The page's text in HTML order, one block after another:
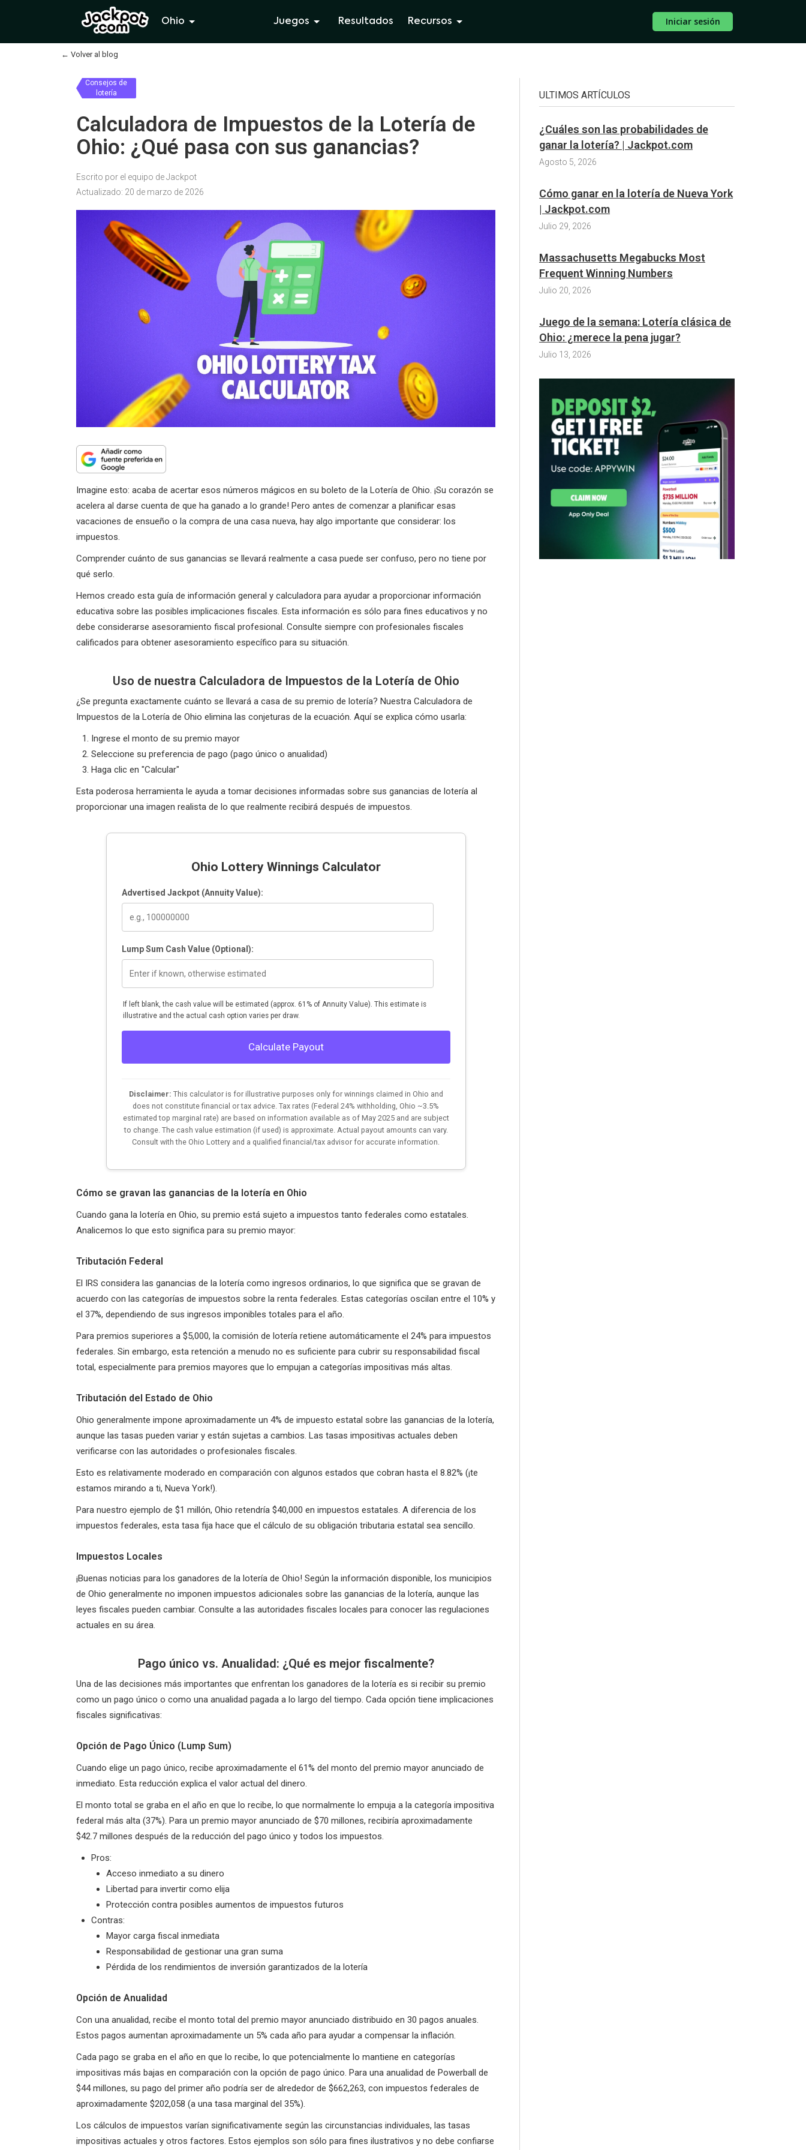
Ohio Juegos Resultados Recursos Iniciar sesión
← Volver al blog
Consejos de
lotería
Calculadora de Impuestos de la Lotería de
Ohio: ¿Qué pasa con sus ganancias?
Escrito por el equipo de Jackpot
Actualizado: 20 de marzo de 2026
Imagine esto: acaba de acertar esos números mágicos en su boleto de la Lotería de Ohio. ¡Su corazón se
acelera al darse cuenta de que ha ganado a lo grande! Pero antes de comenzar a planificar esas
vacaciones de ensueño o la compra de una casa nueva, hay algo importante que considerar: los
impuestos.
Comprender cuánto de sus ganancias se llevará realmente a casa puede ser confuso, pero no tiene por
qué serlo.
Hemos creado esta guía de información general y calculadora para ayudar a proporcionar información
educativa sobre las posibles implicaciones fiscales. Esta información es sólo para fines educativos y no
debe considerarse asesoramiento fiscal profesional. Consulte siempre con profesionales fiscales
calificados para obtener asesoramiento específico para su situación.
Uso de nuestra Calculadora de Impuestos de la Lotería de Ohio
¿Se pregunta exactamente cuánto se llevará a casa de su premio de lotería? Nuestra Calculadora de
Impuestos de la Lotería de Ohio elimina las conjeturas de la ecuación. Aquí se explica cómo usarla:
Ingrese el monto de su premio mayor
Seleccione su preferencia de pago (pago único o anualidad)
Haga clic en "Calcular"
Esta poderosa herramienta le ayuda a tomar decisiones informadas sobre sus ganancias de lotería al
proporcionar una imagen realista de lo que realmente recibirá después de impuestos.
Ohio Lottery Winnings Calculator
Advertised Jackpot (Annuity Value):
Lump Sum Cash Value (Optional):
If left blank, the cash value will be estimated (approx. 61% of Annuity Value). This estimate is
illustrative and the actual cash option varies per draw.
Calculate Payout
Disclaimer: This calculator is for illustrative purposes only for winnings claimed in Ohio and
does not constitute financial or tax advice. Tax rates (Federal 24% withholding, Ohio ~3.5%
estimated top marginal rate) are based on information available as of May 2025 and are subject
to change. The cash value estimation (if used) is approximate. Actual payout amounts can vary.
Consult with the Ohio Lottery and a qualified financial/tax advisor for accurate information.
Cómo se gravan las ganancias de la lotería en Ohio
Cuando gana la lotería en Ohio, su premio está sujeto a impuestos tanto federales como estatales.
Analicemos lo que esto significa para su premio mayor:
Tributación Federal
El IRS considera las ganancias de la lotería como ingresos ordinarios, lo que significa que se gravan de
acuerdo con las categorías de impuestos sobre la renta federales. Estas categorías oscilan entre el 10% y
el 37%, dependiendo de sus ingresos imponibles totales para el año.
Para premios superiores a $5,000, la comisión de lotería retiene automáticamente el 24% para impuestos
federales. Sin embargo, esta retención a menudo no es suficiente para cubrir su responsabilidad fiscal
total, especialmente para premios mayores que lo empujan a categorías impositivas más altas.
Tributación del Estado de Ohio
Ohio generalmente impone aproximadamente un 4% de impuesto estatal sobre las ganancias de la lotería,
aunque las tasas pueden variar y están sujetas a cambios. Las tasas impositivas actuales deben
verificarse con las autoridades o profesionales fiscales.
Esto es relativamente moderado en comparación con algunos estados que cobran hasta el 8.82% (¡te
estamos mirando a ti, Nueva York!).
Para nuestro ejemplo de $1 millón, Ohio retendría $40,000 en impuestos estatales. A diferencia de los
impuestos federales, esta tasa fija hace que el cálculo de su obligación tributaria estatal sea sencillo.
Impuestos Locales
¡Buenas noticias para los ganadores de la lotería de Ohio! Según la información disponible, los municipios
de Ohio generalmente no imponen impuestos adicionales sobre las ganancias de la lotería, aunque las
leyes fiscales pueden cambiar. Consulte a las autoridades fiscales locales para conocer las regulaciones
actuales en su área.
Pago único vs. Anualidad: ¿Qué es mejor fiscalmente?
Una de las decisiones más importantes que enfrentan los ganadores de la lotería es si recibir su premio
como un pago único o como una anualidad pagada a lo largo del tiempo. Cada opción tiene implicaciones
fiscales significativas:
Opción de Pago Único (Lump Sum)
Cuando elige un pago único, recibe aproximadamente el 61% del monto del premio mayor anunciado de
inmediato. Esta reducción explica el valor actual del dinero.
El monto total se graba en el año en que lo recibe, lo que normalmente lo empuja a la categoría impositiva
federal más alta (37%). Para un premio mayor anunciado de $70 millones, recibiría aproximadamente
$42.7 millones después de la reducción del pago único y todos los impuestos.
Pros:
Acceso inmediato a su dinero
Libertad para invertir como elija
Protección contra posibles aumentos de impuestos futuros
Contras:
Mayor carga fiscal inmediata
Responsabilidad de gestionar una gran suma
Pérdida de los rendimientos de inversión garantizados de la lotería
Opción de Anualidad
Con una anualidad, recibe el monto total del premio mayor anunciado distribuido en 30 pagos anuales.
Estos pagos aumentan aproximadamente un 5% cada año para ayudar a compensar la inflación.
Cada pago se graba en el año en que lo recibe, lo que potencialmente lo mantiene en categorías
impositivas más bajas en comparación con la opción de pago único. Para una anualidad de Powerball de
$44 millones, su pago del primer año podría ser de alrededor de $662,263, con impuestos federales de
aproximadamente $202,058 (a una tasa marginal del 35%).
Los cálculos de impuestos varían significativamente según las circunstancias individuales, las tasas
impositivas actuales y otros factores. Estos ejemplos son sólo para fines ilustrativos y no debe confiarse
ULTIMOS ARTÍCULOS
¿Cuáles son las probabilidades de
ganar la lotería? | Jackpot.com
Agosto 5, 2026
Cómo ganar en la lotería de Nueva York
| Jackpot.com
Julio 29, 2026
Massachusetts Megabucks Most
Frequent Winning Numbers
Julio 20, 2026
Juego de la semana: Lotería clásica de
Ohio: ¿merece la pena jugar?
Julio 13, 2026